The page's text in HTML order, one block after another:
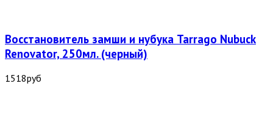
Восстановитель замши и нубука Tarrago Nubuck
Renovator, 250мл. (черный)
1518руб